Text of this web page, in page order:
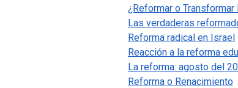
¿Reformar o Transformar
Las verdaderas
Reforma radical en Israel
Reacción a la reforma
La reforma: agosto del
Reforma o Renacimiento